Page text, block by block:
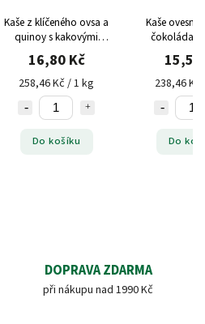
Kaše z klíčeného ovsa a
quinoy s kakovými
boby 65g Semix bez
lepku
16,80 Kč
258,46 Kč / 1 kg
Do košíku
Kaše ovesná
čokoláda
Semix
15,50
238,46
Do
DOPRAVA ZDARMA
při nákupu nad 1990 Kč